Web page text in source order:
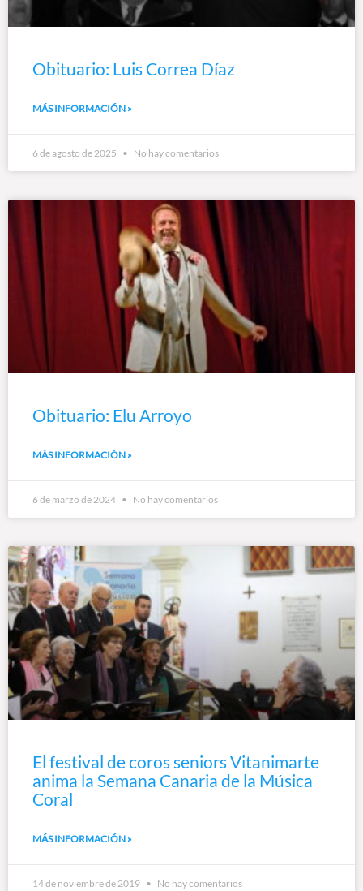
Obituario: Luis Correa Díaz
MÁS INFORMACIÓN »
6 de agosto de 2025 No hay comentarios
Obituario: Elu Arroyo
MÁS INFORMACIÓN »
6 de marzo de 2024 No hay comentarios
El festival de coros seniors Vitanimarte
anima la Semana Canaria de la Música
Coral
MÁS INFORMACIÓN »
14 de noviembre de 2019 No hay comentarios